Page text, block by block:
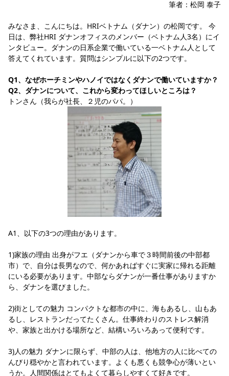
筆者：松岡 泰子
みなさま、こんにちは。HRIベトナム（ダナン）の松岡です。 今
日は、弊社HRI ダナンオフィスのメンバー（ベトナム人3名）にイ
ンタビュー。ダナンの日系企業で働いている一ベトナム人として
答えてくれています。質問はシンプルに以下の2つです。
Q1、なぜホーチミンやハノイではなくダナンで働いていますか？
Q2、ダナンについて、これから変わってほしいところは？
トンさん（我らが社長、２児のパパ。）
A1、以下の3つの理由があります。
1)家族の理由 出身がフエ（ダナンから車で３時間前後の中部都
市）で、自分は長男なので、何かあればすぐに実家に帰れる距離
にいる必要があります。中部ならダナンが一番仕事がありますか
ら、ダナンを選びました。
2)街としての魅力 コンパクトな都市の中に、海もあるし、山もあ
るし、レストランだってたくさん。仕事終わりのストレス解消
や、家族と出かける場所など、結構いろいろあって便利です。
3)人の魅力 ダナンに限らず、中部の人は、他地方の人に比べての
んびり穏やかと言われています。よくも悪くも競争心が薄いとい
うか。人間関係はとてもよくて暮らしやすくて好きです。